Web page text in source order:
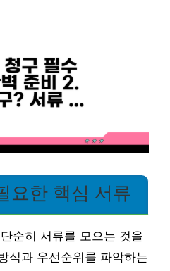
요한 핵심 서류
순히 서류를 모으는 것을
식과 우선순위를 파악하는